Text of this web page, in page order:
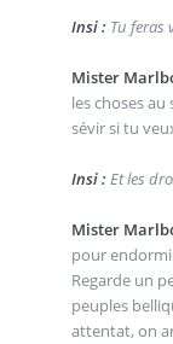
Insi : Tu feras
Mister
les choses au
sévir si tu
Insi : Et les
Mister
pour
Regarde un
peuples
attentat, on